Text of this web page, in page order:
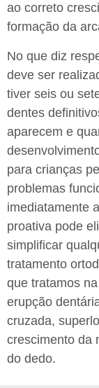
ao correto
formação da
No que diz
deve ser
tiver seis ou
dentes
aparecem e
para crianças
problemas
imediatamente
proativa pode
simplificar
tratamento
que tratamos
erupção
cruzada,
crescimento da
do dedo.